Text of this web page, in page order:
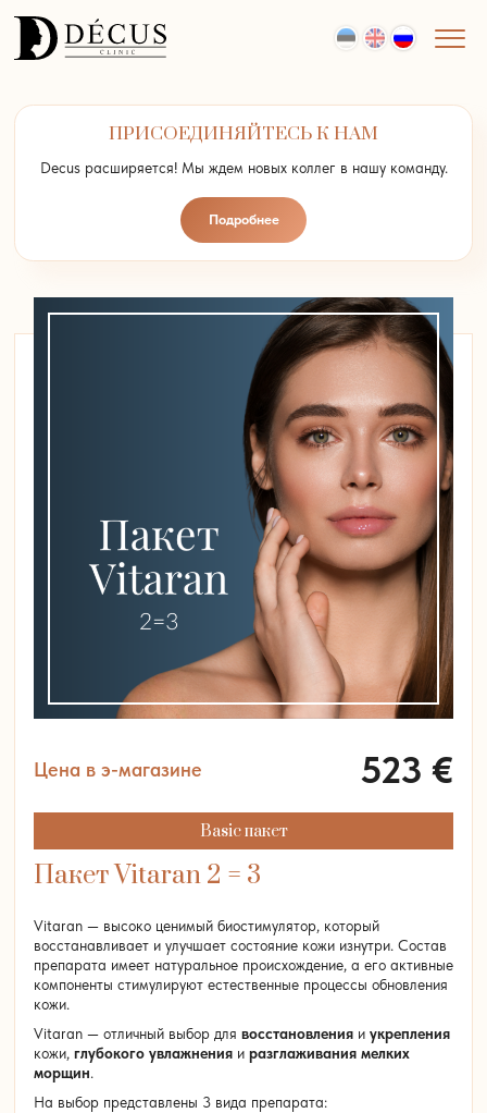
ПРИСОЕДИНЯЙТЕСЬ К НАМ
Decus расширяется! Мы ждем новых коллег в нашу команду.
Подробнее
Цена в э-магазине 523€
Basic пакет
Пакет Vitaran 2 = 3
Vitaran — высоко ценимый биостимулятор, который
восстанавливает и улучшает состояние кожи изнутри. Состав
препарата имеет натуральное происхождение, а его активные
компоненты стимулируют естественные процессы обновления
кожи.
Vitaran — отличный выбор для восстановленияи укрепления
кожи, глубокого увлажненияи разглаживания мелких
морщин.
На выбор представлены 3 вида препарата: